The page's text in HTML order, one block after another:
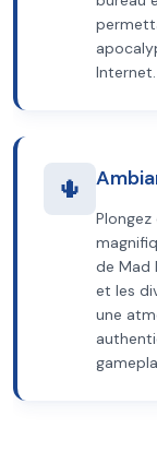
Internet.
🌵
de Mad
et les
une